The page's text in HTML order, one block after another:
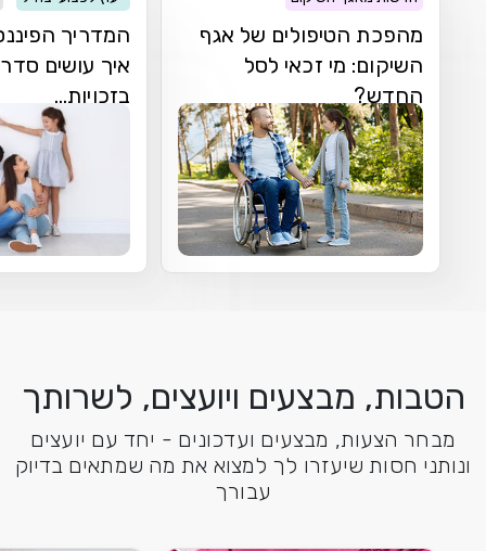
מהפכת הטיפולים של אגף
השיקום: מי זכאי לסל
החדש?
המדריך
איך עושים
בזכויות...
הטבות, מבצעים ויועצים, לשרותך
מבחר הצעות, מבצעים ועדכונים - יחד עם יועצים
ונותני חסות שיעזרו לך למצוא את מה שמתאים בדיוק
עבורך